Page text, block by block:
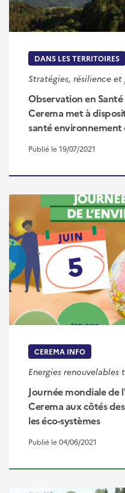
DANS LES TERRITOIRES
Stratégies, résilience
Observation en
Cerema met à
santé environnement
Publié le 19/07/2021
CEREMA INFO
Energies
Journée mondiale de
Cerema aux côtés
les éco-systèmes
Publié le 04/06/2021